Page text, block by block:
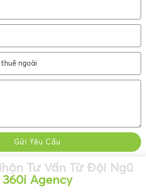
Gửi Yêu Cầu
Tư Vấn Từ Đội Ngũ
360i Agency